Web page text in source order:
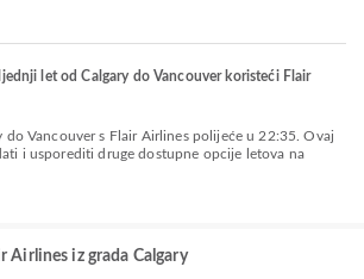
let od Calgary do Vancouver koristeći Flair
i usporediti druge dostupne opcije letova na
Airlines iz grada Calgary